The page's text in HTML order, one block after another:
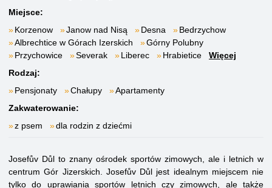
Miejsce:
Korzenow
Janow nad Nisą Desna
Bedrzychow
Albrechtice w Górach Izerskich
Górny Polubny
Przychowice
Severak Liberec Hrabietice
Więcej
Rodzaj:
Pensjonaty
Chałupy
Apartamenty
Zakwaterowanie:
z psem
dla rodzin z dziećmi
Josefův Důl to znany ośrodek sportów zimowych, ale i letnich w
centrum Gór Jizerskich. Josefův Důl jest idealnym miejscem nie
tylko do uprawiania sportów letnich czy zimowych, ale także